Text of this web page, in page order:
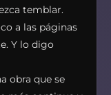
temblar.
a las páginas
Y lo digo
obra que se